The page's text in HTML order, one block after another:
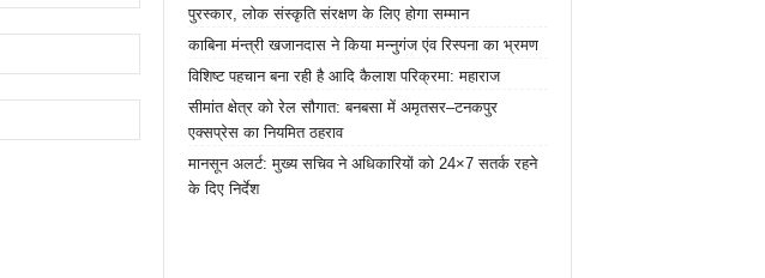
पुरस्कार, लोक संस्कृति संरक्षण के लिए होगा सम्मान
काबिना मंन्त्री खजानदास ने किया मन्नुगंज एंव रिस्पना का भ्रमण
विशिष्ट पहचान बना रही है आदि कैलाश परिक्रमा: महाराज
सीमांत क्षेत्र को रेल सौगात: बनबसा में अमृतसर–टनकपुर
एक्सप्रेस का नियमित ठहराव
मानसून अलर्ट: मुख्य सचिव ने अधिकारियों को 24×7 सतर्क रहने
के दिए निर्देश